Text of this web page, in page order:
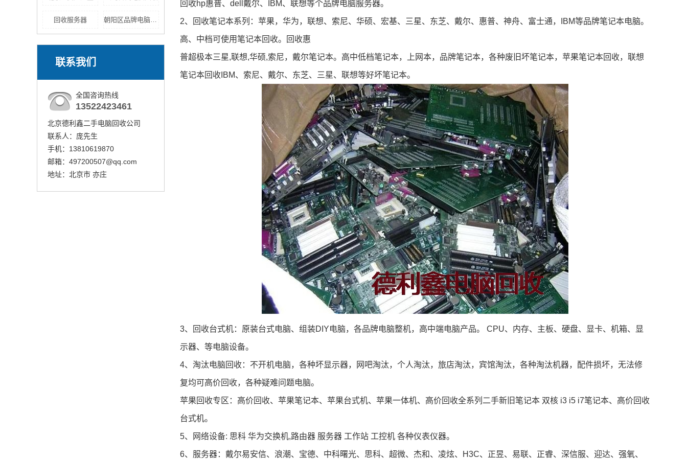
回收服务器 朝阳区品牌电脑回收
联系我们
全国咨询热线
13522423461
北京德利鑫二手电脑回收公司
联系人：庞先生
手机：13810619870
邮箱：497200507@qq.com
地址：北京市 亦庄
回收hp惠普、dell戴尔、IBM、联想等个品牌电脑服务器。
2、回收笔记本系列：苹果，华为，联想、索尼、华硕、宏基、三星、东芝、戴尔、惠普、神舟、富士通，IBM等品牌笔记本电脑。
高、中档可使用笔记本回收。回收惠
普超极本三星,联想,华硕,索尼，戴尔笔记本。高中低档笔记本，上网本，品牌笔记本，各种废旧坏笔记本，苹果笔记本回收，联想
笔记本回收 IBM、索尼、戴尔、东芝、三星、联想等好坏笔记本。
3、回收台式机：原装台式电脑、组装DIY电脑，各品牌电脑整机，高中端电脑产品。 CPU、内存、主板、硬盘、显卡、机箱、显
示器、等电脑设备。
4、淘汰电脑回收：不开机电脑，各种坏显示器，网吧淘汰，个人淘汰，旅店淘汰，宾馆淘汰，各种淘汰机器，配件损坏，无法修
复均可高价回收，各种疑难问题电脑。
苹果回收专区：高价回收、苹果笔记本、苹果台式机、苹果一体机、高价回收全系列二手新旧笔记本 双核 i3 i5 i7笔记本、高价回收
台式机。
5、网络设备: 思科 华为交换机,路由器 服务器 工作站 工控机 各种仪表仪器。
6、服务器：戴尔易安信、浪潮、宝德、中科曙光、思科、超微、杰和、凌炫、H3C、正昱、易联、正睿、深信服、迎达、强氧、